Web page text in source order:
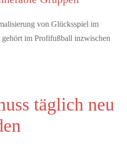
von Glücksspiel im
im Profifußball inzwischen
täglich neu